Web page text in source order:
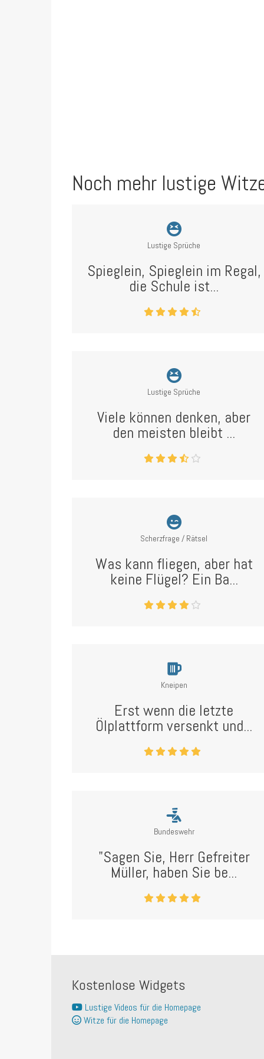
Noch mehr lustige
Lustige Sprüche
Spieglein, Spieglein im Regal,
die Schule ist...
Lustige Sprüche
Viele können denken, aber
den meisten bleibt ...
Scherzfrage / Rätsel
Was kann fliegen, aber hat
keine Flügel? Ein Ba...
Kneipen
Erst wenn die letzte
Ölplattform versenkt und...
Bundeswehr
"Sagen Sie, Herr Gefreiter
Müller, haben Sie be...
Kostenlose Widgets
Lustige Videos für die Homepage
Witze für die Homepage